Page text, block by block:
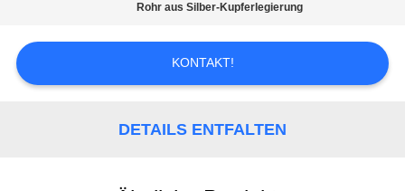
UNS
VERBINDUNG
Rohr aus Silber-Kupferlegierung
KONTAKT!
DETAILS ENTFALTEN